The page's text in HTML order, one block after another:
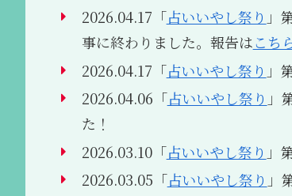
2026.04.17「占いいやし祭り 」
事に終わりました。報告はこち
2026.04.17「占いいやし祭り 」
2026.04.06「占いいやし祭り 」
た！
2026.03.10「占いいやし祭り 」
2026.03.05「占いいやし祭り 」